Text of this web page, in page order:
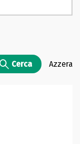
Cerca Azzera